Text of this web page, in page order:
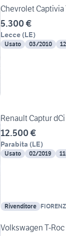
Chevrolet
5.300 €
Lecce (LE)
Usato 03/2010
Renault Captur
12.500 €
Parabita (LE)
Usato 02/2019
Rivenditore
Volkswagen T-